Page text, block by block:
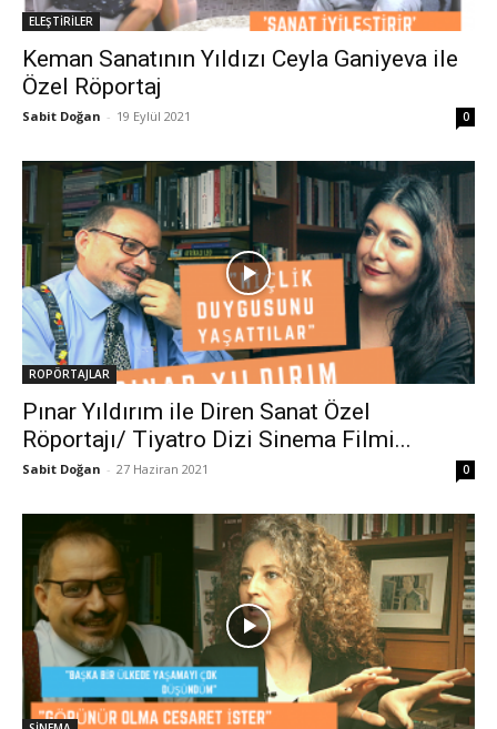
ELEŞTİRİLER
Keman Sanatının Yıldızı Ceyla Ganiyeva ile
Özel Röportaj
Sabit Doğan - 19 Eylül 2021 0
ROPÖRTAJLAR
Pınar Yıldırım ile Diren Sanat Özel
Röportajı/ Tiyatro Dizi Sinema Filmi...
Sabit Doğan - 27 Haziran 2021 0